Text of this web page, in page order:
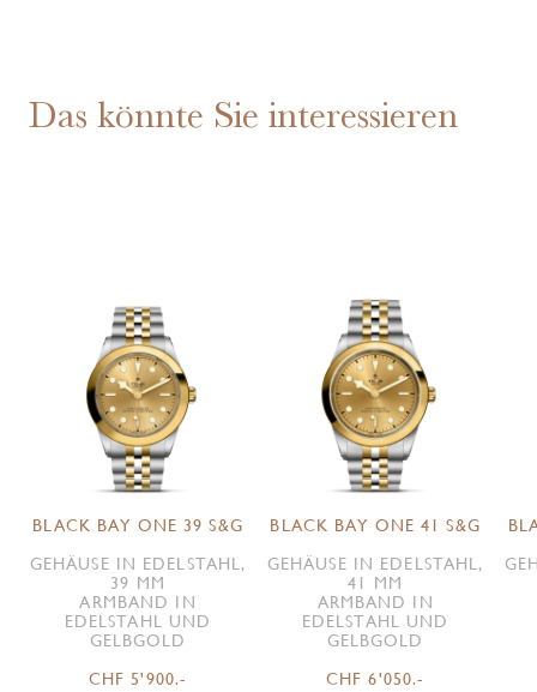
Das könnte Sie interessieren
BLACK BAY ONE 39 S&G
GEHÄUSE IN EDELSTAHL,
39 MM
ARMBAND IN
EDELSTAHL UND
GELBGOLD
CHF 5'900.-
BLACK BAY ONE 41 S&G
GEHÄUSE IN EDELSTAHL,
41 MM
ARMBAND IN
EDELSTAHL UND
GELBGOLD
CHF 6'050.-